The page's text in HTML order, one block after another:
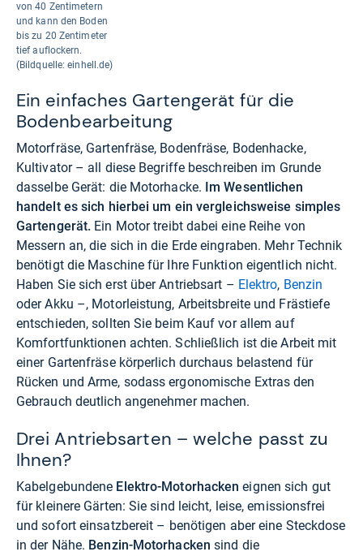
von 40 Zentimetern
und kann den Boden
bis zu 20 Zentimeter
tief auflockern.
(Bildquelle: einhell.de)
Ein einfaches Gartengerät für die
Bodenbearbeitung
Motorfräse, Gartenfräse, Bodenfräse, Bodenhacke,
Kultivator – all diese Begriffe beschreiben im Grunde
dasselbe Gerät: die Motorhacke. Im Wesentlichen
handelt es sich hierbei um ein vergleichsweise simples
Gartengerät. Ein Motor treibt dabei eine Reihe von
Messern an, die sich in die Erde eingraben. Mehr Technik
benötigt die Maschine für Ihre Funktion eigentlich nicht.
Haben Sie sich erst über Antriebsart – Elektro, Benzin
oder Akku –, Motorleistung, Arbeitsbreite und Frästiefe
entschieden, sollten Sie beim Kauf vor allem auf
Komfortfunktionen achten. Schließlich ist die Arbeit mit
einer Gartenfräse körperlich durchaus belastend für
Rücken und Arme, sodass ergonomische Extras den
Gebrauch deutlich angenehmer machen.
Drei Antriebsarten – welche passt zu
Ihnen?
Kabelgebundene Elektro-Motorhacken eignen sich gut
für kleinere Gärten: Sie sind leicht, leise, emissionsfrei
und sofort einsatzbereit – benötigen aber eine Steckdose
in der Nähe. Benzin-Motorhacken sind die